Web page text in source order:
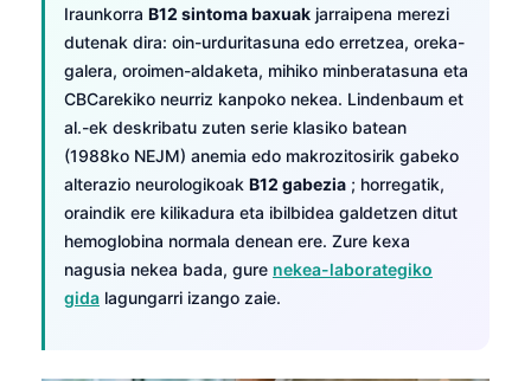
Iraunkorra B12 sintoma baxuak jarraipena merezi
dutenak dira: oin-urduritasuna edo erretzea, oreka-
galera, oroimen-aldaketa, mihiko minberatasuna eta
CBCarekiko neurriz kanpoko nekea. Lindenbaum et
al.-ek deskribatu zuten serie klasiko batean
(1988ko NEJM) anemia edo makrozitosirik gabeko
alterazio neurologikoak B12 gabezia ; horregatik,
oraindik ere kilikadura eta ibilbidea galdetzen ditut
hemoglobina normala denean ere. Zure kexa
nagusia nekea bada, gure nekea-laborategiko
gida lagungarri izango zaie.